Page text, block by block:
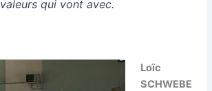
valeurs qui vont avec.
Loïc
SCHWEBE